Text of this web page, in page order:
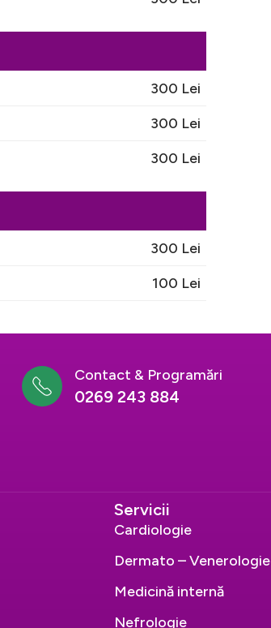
300 Lei
300 Lei
300 Lei
300 Lei
100 Lei
Contact & Programări
0269 243 884
Servicii
Cardiologie
Dermato – Venerologie
Medicină internă
Nefrologie